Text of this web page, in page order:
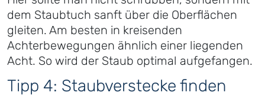
dem Staubtuch sanft über die Oberflächen
gleiten. Am besten in kreisenden
Achterbewegungen ähnlich einer liegenden
Acht. So wird der Staub optimal aufgefangen.
Tipp 4: Staubverstecke finden